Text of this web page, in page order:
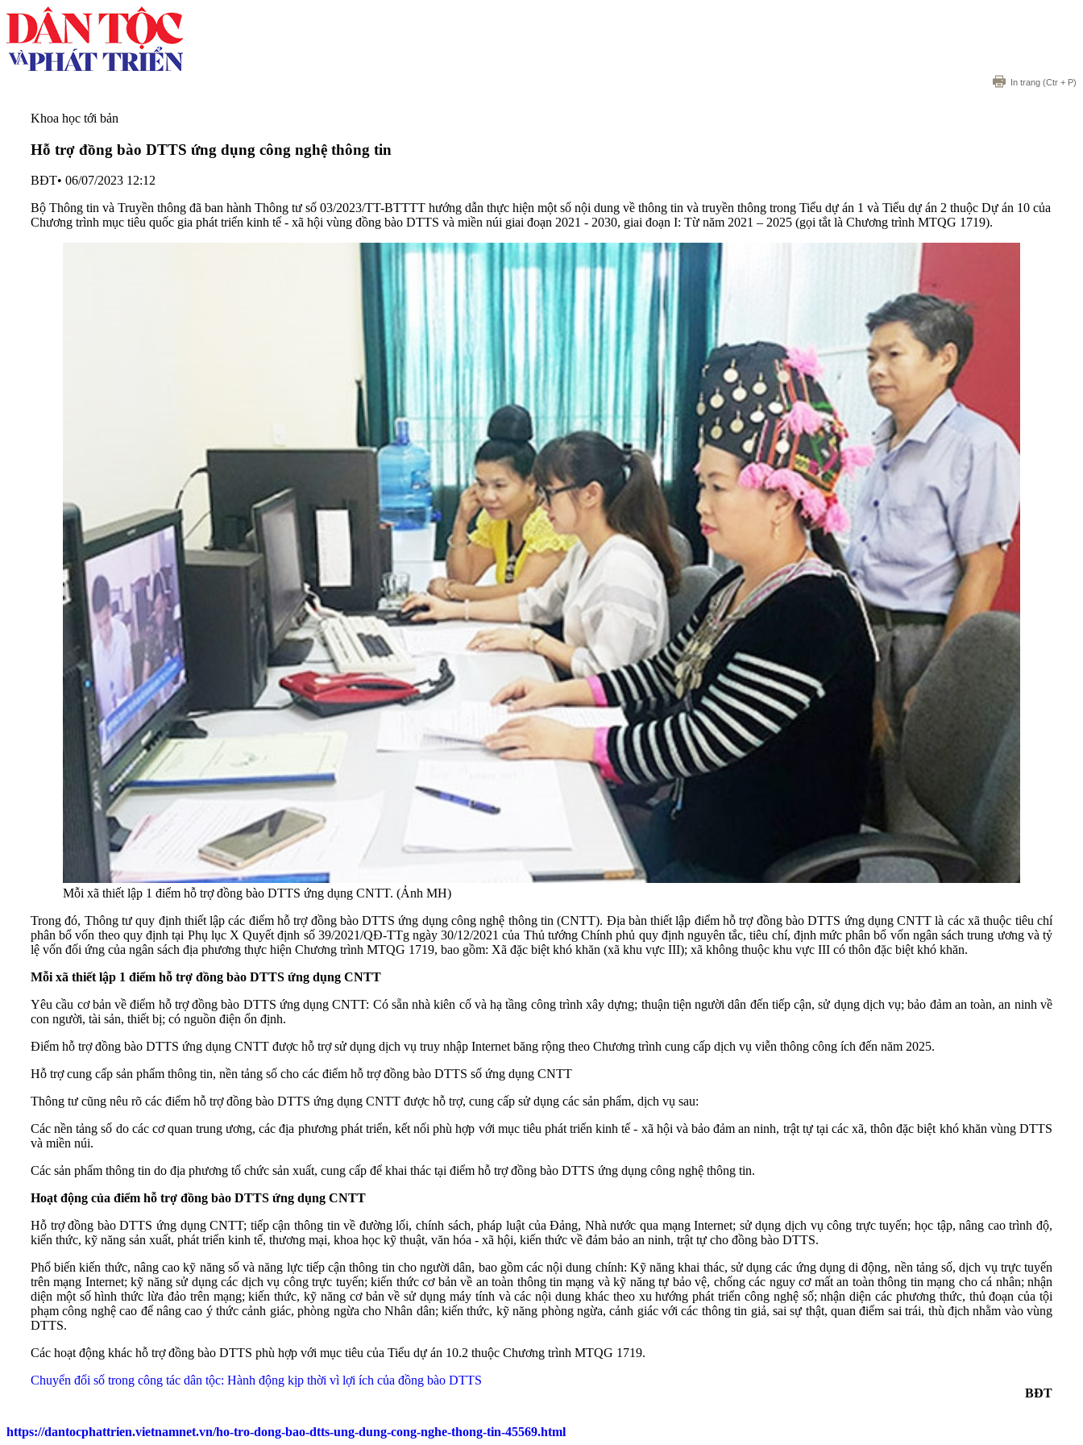
In trang (Ctr + P)
Khoa học tới bản
Hỗ trợ đồng bào DTTS ứng dụng công nghệ thông tin
BĐT• 06/07/2023 12:12
Bộ Thông tin và Truyền thông đã ban hành Thông tư số 03/2023/TT-BTTTT hướng dẫn thực hiện một số nội dung về thông tin và truyền thông trong Tiểu dự án 1 và Tiểu dự án 2 thuộc Dự án 10 của
Chương trình mục tiêu quốc gia phát triển kinh tế - xã hội vùng đồng bào DTTS và miền núi giai đoạn 2021 - 2030, giai đoạn I: Từ năm 2021 – 2025 (gọi tắt là Chương trình MTQG 1719).
Mỗi xã thiết lập 1 điểm hỗ trợ đồng bào DTTS ứng dụng CNTT. (Ảnh MH)
Trong đó, Thông tư quy định thiết lập các điểm hỗ trợ đồng bào DTTS ứng dụng công nghệ thông tin (CNTT). Địa bàn thiết lập điểm hỗ trợ đồng bào DTTS ứng dụng CNTT là các xã thuộc tiêu chí
phân bổ vốn theo quy định tại Phụ lục X Quyết định số 39/2021/QĐ-TTg ngày 30/12/2021 của Thủ tướng Chính phủ quy định nguyên tắc, tiêu chí, định mức phân bổ vốn ngân sách trung ương và tỷ
lệ vốn đối ứng của ngân sách địa phương thực hiện Chương trình MTQG 1719, bao gồm: Xã đặc biệt khó khăn (xã khu vực III); xã không thuộc khu vực III có thôn đặc biệt khó khăn.
Mỗi xã thiết lập 1 điểm hỗ trợ đồng bào DTTS ứng dụng CNTT
Yêu cầu cơ bản về điểm hỗ trợ đồng bào DTTS ứng dụng CNTT: Có sẵn nhà kiên cố và hạ tầng công trình xây dựng; thuận tiện người dân đến tiếp cận, sử dụng dịch vụ; bảo đảm an toàn, an ninh về
con người, tài sản, thiết bị; có nguồn điện ổn định.
Điểm hỗ trợ đồng bào DTTS ứng dụng CNTT được hỗ trợ sử dụng dịch vụ truy nhập Internet băng rộng theo Chương trình cung cấp dịch vụ viễn thông công ích đến năm 2025.
Hỗ trợ cung cấp sản phẩm thông tin, nền tảng số cho các điểm hỗ trợ đồng bào DTTS số ứng dụng CNTT
Thông tư cũng nêu rõ các điểm hỗ trợ đồng bào DTTS ứng dụng CNTT được hỗ trợ, cung cấp sử dụng các sản phẩm, dịch vụ sau:
Các nền tảng số do các cơ quan trung ương, các địa phương phát triển, kết nối phù hợp với mục tiêu phát triển kinh tế - xã hội và bảo đảm an ninh, trật tự tại các xã, thôn đặc biệt khó khăn vùng DTTS
và miền núi.
Các sản phẩm thông tin do địa phương tổ chức sản xuất, cung cấp để khai thác tại điểm hỗ trợ đồng bào DTTS ứng dụng công nghệ thông tin.
Hoạt động của điểm hỗ trợ đồng bào DTTS ứng dụng CNTT
Hỗ trợ đồng bào DTTS ứng dụng CNTT; tiếp cận thông tin về đường lối, chính sách, pháp luật của Đảng, Nhà nước qua mạng Internet; sử dụng dịch vụ công trực tuyến; học tập, nâng cao trình độ,
kiến thức, kỹ năng sản xuất, phát triển kinh tế, thương mại, khoa học kỹ thuật, văn hóa - xã hội, kiến thức về đảm bảo an ninh, trật tự cho đồng bào DTTS.
Phổ biến kiến thức, nâng cao kỹ năng số và năng lực tiếp cận thông tin cho người dân, bao gồm các nội dung chính: Kỹ năng khai thác, sử dụng các ứng dụng di động, nền tảng số, dịch vụ trực tuyến
trên mạng Internet; kỹ năng sử dụng các dịch vụ công trực tuyến; kiến thức cơ bản về an toàn thông tin mạng và kỹ năng tự bảo vệ, chống các nguy cơ mất an toàn thông tin mạng cho cá nhân; nhận
diện một số hình thức lừa đảo trên mạng; kiến thức, kỹ năng cơ bản về sử dụng máy tính và các nội dung khác theo xu hướng phát triển công nghệ số; nhận diện các phương thức, thủ đoạn của tội
phạm công nghệ cao để nâng cao ý thức cảnh giác, phòng ngừa cho Nhân dân; kiến thức, kỹ năng phòng ngừa, cảnh giác với các thông tin giả, sai sự thật, quan điểm sai trái, thù địch nhằm vào vùng
DTTS.
Các hoạt động khác hỗ trợ đồng bào DTTS phù hợp với mục tiêu của Tiểu dự án 10.2 thuộc Chương trình MTQG 1719.
Chuyển đổi số trong công tác dân tộc: Hành động kịp thời vì lợi ích của đồng bào DTTS
BĐT
https://dantocphattrien.vietnamnet.vn/ho-tro-dong-bao-dtts-ung-dung-cong-nghe-thong-tin-45569.html